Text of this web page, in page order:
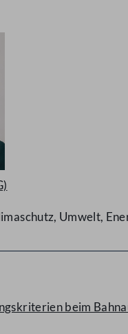
Umwelt,
beim